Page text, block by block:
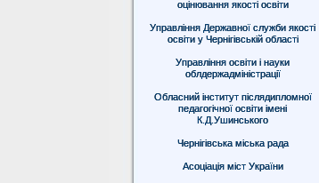
оцінювання якості освіти
Управління Державної служби якості
освіти у Чернігівській області
Управління освіти і науки
облдержадміністрації
Обласний інститут післядипломної
педагогічної освіти імені
К.Д.Ушинського
Чернігівська міська рада
Асоціація міст України